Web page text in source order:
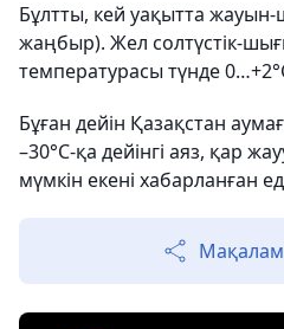
Бұлтты, кей уақытта жауын-
жаңбыр). Жел солтүстік-
температурасы түнде
Бұған дейін Қазақстан
–30°С-қа дейінгі аяз, қар
мүмкін екені хабарланған